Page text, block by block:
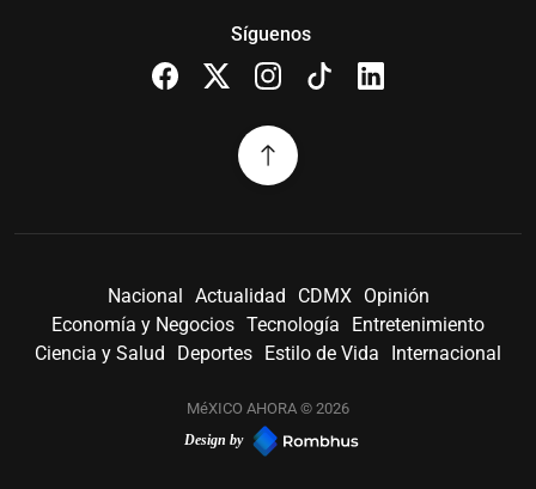
Síguenos
Nacional Actualidad CDMX
Opinión
Economía y Negocios Tecnología
Entretenimiento
Ciencia y Salud
Deportes Estilo de Vida Internacional
MéXICO AHORA © 2026
Design by